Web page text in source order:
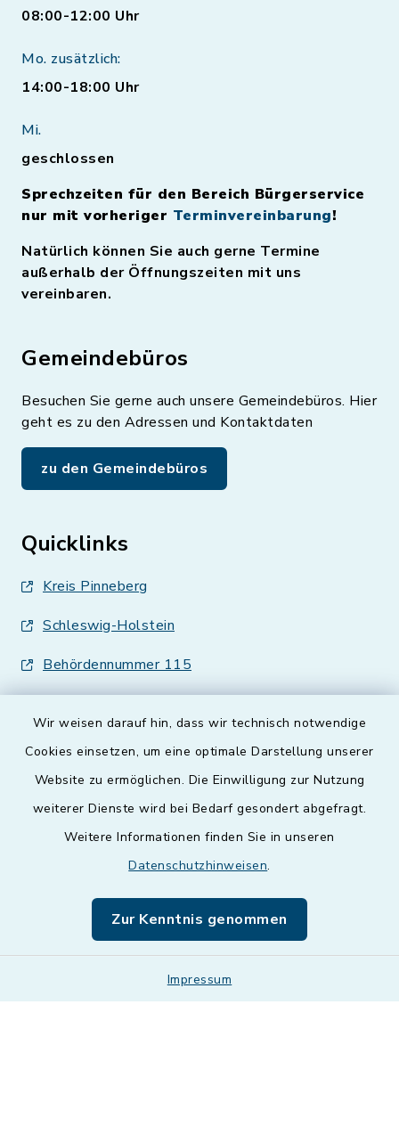
Wir weisen darauf hin, dass wir technisch notwendige
Cookies einsetzen, um eine optimale Darstellung unserer
Website zu ermöglichen. Die Einwilligung zur Nutzung
weiterer Dienste wird bei Bedarf gesondert abgefragt.
Weitere Informationen finden Sie in unseren
Datenschutzhinweisen.
Zur Kenntnis genommen
Impressum
08:00-12:00 Uhr
Mo. zusätzlich:
14:00-18:00 Uhr
Mi.
geschlossen
Sprechzeiten für den Bereich Bürgerservice
nur mit vorheriger Terminvereinbarung!
Natürlich können Sie auch gerne Termine
außerhalb der Öffnungszeiten mit uns
vereinbaren.
Gemeindebüros
Besuchen Sie gerne auch unsere Gemeindebüros. Hier
geht es zu den Adressen und Kontaktdaten
zu den Gemeindebüros
Quicklinks
Kreis Pinneberg
Schleswig-Holstein
Behördennummer 115
Barrierefreiheit
Impressum
Sitemap